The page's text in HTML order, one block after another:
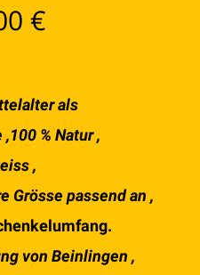
€
als
% Natur ,
,
Grösse passend an ,
von Beinlingen ,